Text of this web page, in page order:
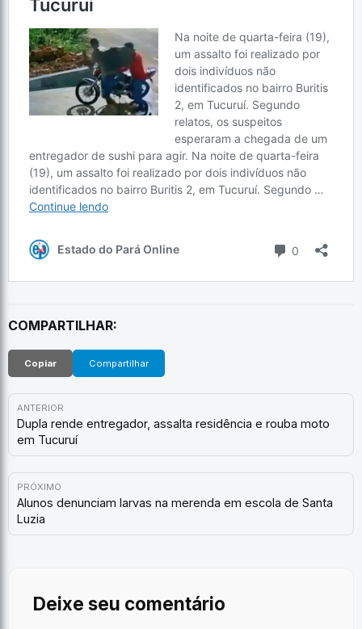
COMPARTILHAR:
Copiar Compartilhar
ANTERIOR
Dupla rende entregador, assalta residência e rouba moto
em Tucuruí
PRÓXIMO
Alunos denunciam larvas na merenda em escola de Santa
Luzia
Deixe seu comentário